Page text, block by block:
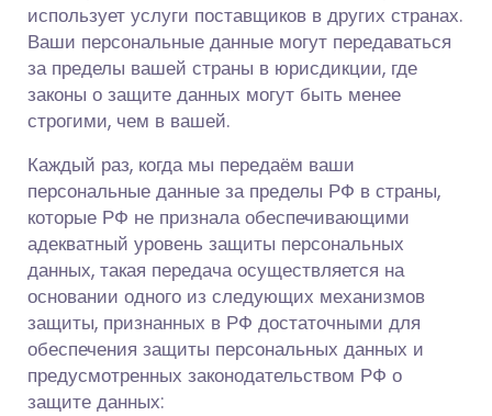
использует услуги поставщиков в других странах.
Ваши персональные данные могут передаваться
за пределы вашей страны в юрисдикции, где
законы о защите данных могут быть менее
строгими, чем в вашей.
Каждый раз, когда мы передаём ваши
персональные данные за пределы РФ в страны,
которые РФ не признала обеспечивающими
адекватный уровень защиты персональных
данных, такая передача осуществляется на
основании одного из следующих механизмов
защиты, признанных в РФ достаточными для
обеспечения защиты персональных данных и
предусмотренных законодательством РФ о
защите данных: